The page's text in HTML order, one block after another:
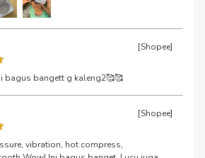
[Shopee]
bagus bangett g kaleng2🥰🥰
[Shopee]
vibration, hot compress,